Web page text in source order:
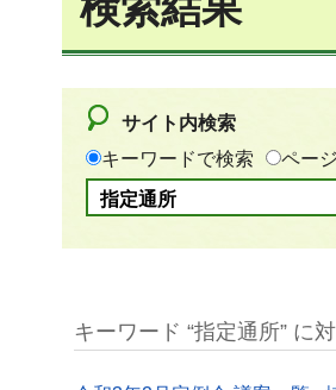
サイト内検索
キーワードで検索
ペー
キーワード “指定通所” に